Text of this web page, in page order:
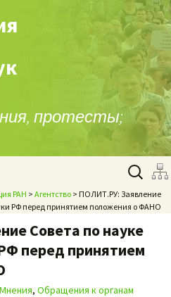
протесты;
Найти:
РАН > Агентство > ПОЛИТ.РУ: Заявление
РФ перед принятием положения о ФАНО
Совета по науке
перед принятием
Мнения, Обращения к органам